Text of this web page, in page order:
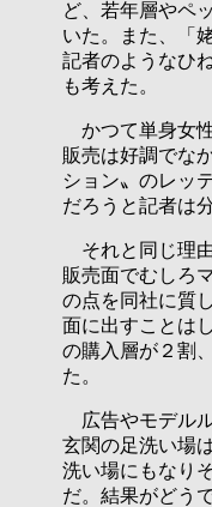
ど、若年層やペ
いた。また、「
記者のようなひ
も考えた。
かつて単身女性
販売は好調でな
ション〟のレッ
だろうと記者は
それと同じ理
販売面でむしろ
の点を同社に質
面に出すことは
の購入層が２割
た。
広告やモデルル
玄関の足洗い場
洗い場にもなり
だ。結果がどう